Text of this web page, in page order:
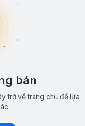
bán
trở về trang chủ để lựa